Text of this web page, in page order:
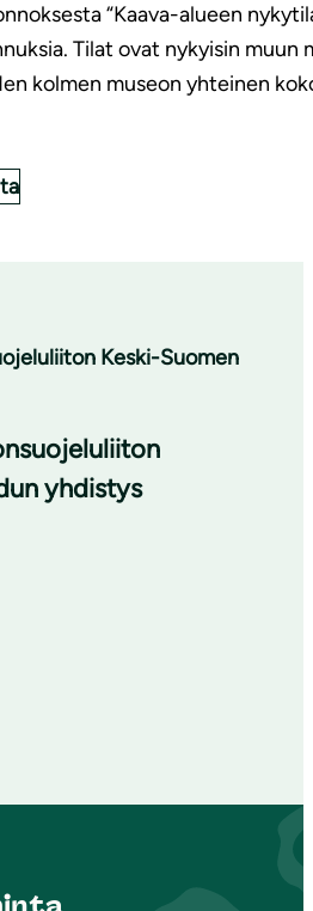
“Kaava-alueen
Tilat ovat nykyisin
kolmen museon yhteinen
Keski-Suomen
yhdistys